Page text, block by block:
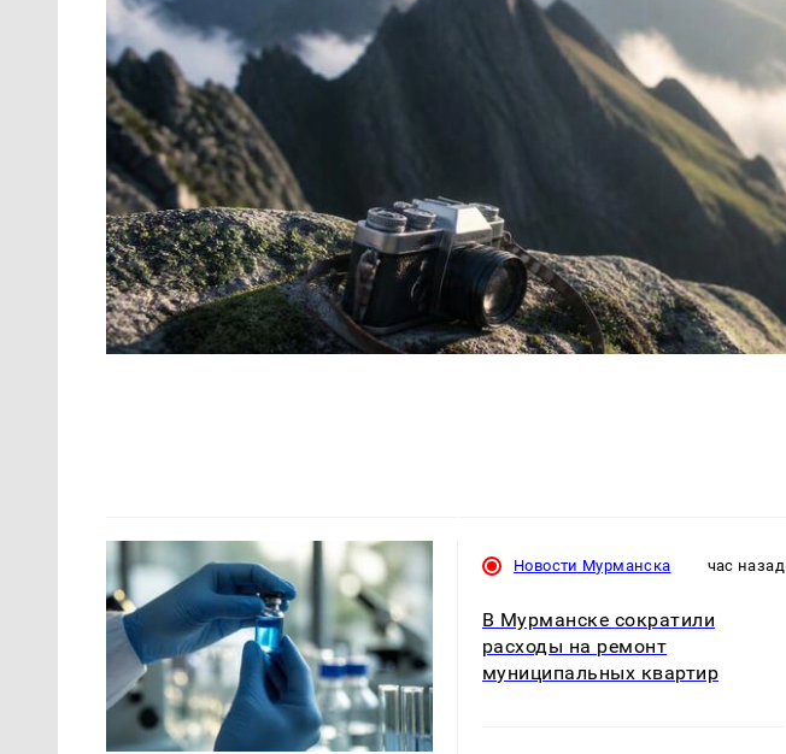
Новости Мурманска час назад
В Мурманске сократили
расходы на ремонт
муниципальных квартир